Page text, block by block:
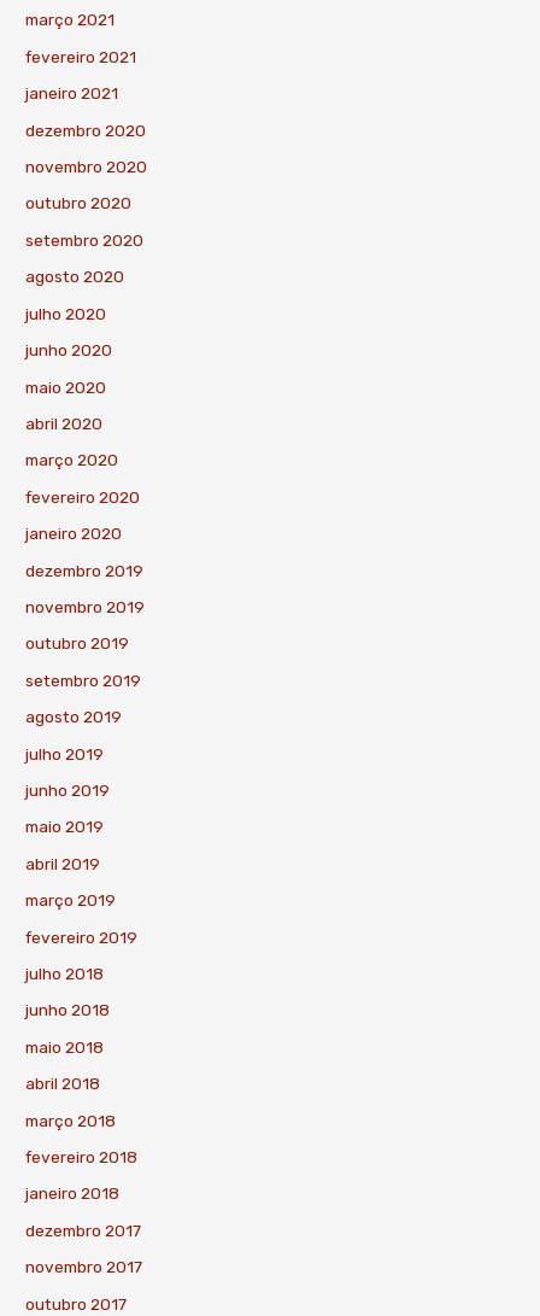
março 2021
fevereiro 2021
janeiro 2021
dezembro 2020
novembro 2020
outubro 2020
setembro 2020
agosto 2020
julho 2020
junho 2020
maio 2020
abril 2020
março 2020
fevereiro 2020
janeiro 2020
dezembro 2019
novembro 2019
outubro 2019
setembro 2019
agosto 2019
julho 2019
junho 2019
maio 2019
abril 2019
março 2019
fevereiro 2019
julho 2018
junho 2018
maio 2018
abril 2018
março 2018
fevereiro 2018
janeiro 2018
dezembro 2017
novembro 2017
outubro 2017